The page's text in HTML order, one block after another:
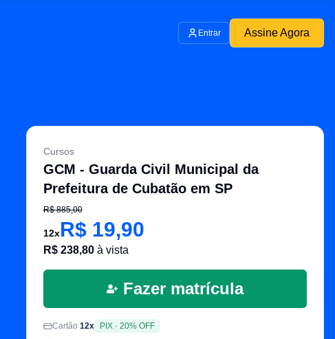
Entrar Assine Agora
Cursos
GCM - Guarda Civil Municipal da
Prefeitura de Cubatão em SP
R$885,00
12xR$ 19,90
R$ 238,80à vista
Fazer matrícula
Cartão 12x PIX· 20% OFF